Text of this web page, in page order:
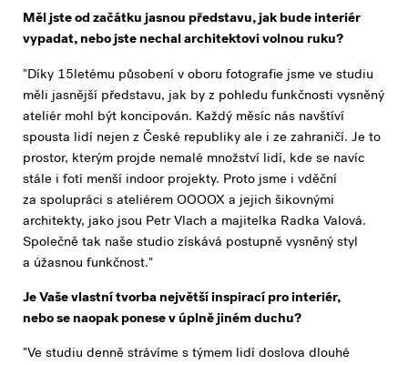
Měl jste od začátku jasnou představu, jak bude interiér
vypadat, nebo jste nechal architektovi volnou ruku?
"Díky 15letému působení v oboru fotografie jsme ve studiu
měli jasnější představu, jak by z pohledu funkčnosti vysněný
ateliér mohl být koncipován. Každý měsíc nás navštíví
spousta lidí nejen z České republiky ale i ze zahraničí. Je to
prostor, kterým projde nemalé množství lidí, kde se navíc
stále i fotí menší indoor projekty. Proto jsme i vděční
za spolupráci s ateliérem OOOOX a jejich šikovnými
architekty, jako jsou Petr Vlach a majitelka Radka Valová.
Společně tak naše studio získává postupně vysněný styl
a úžasnou funkčnost."
Je Vaše vlastní tvorba největší inspirací pro interiér,
nebo se naopak ponese v úplně jiném duchu?
"Ve studiu denně strávíme s týmem lidí doslova dlouhé